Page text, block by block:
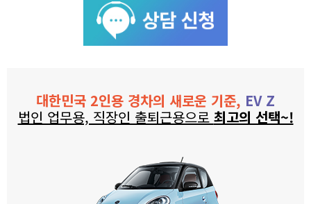
대한민국 2인용 경차의 새로운 기준, EV Z
법인 업무용, 직장인 출퇴근용으로 최고의 선택~!